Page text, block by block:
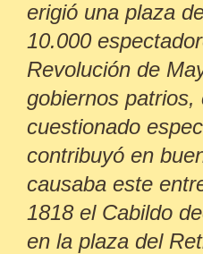
erigió una plaza
10.000
Revolución de
gobiernos
cuestionado
contribuyó en
causaba este
1818 el Cabildo
en la plaza del